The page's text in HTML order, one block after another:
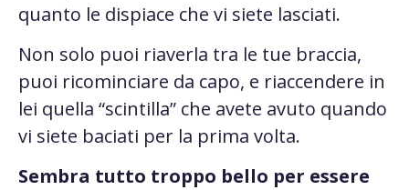
quanto le dispiace che vi siete lasciati.
Non solo puoi riaverla tra le tue braccia,
puoi ricominciare da capo, e riaccendere in
lei quella “scintilla” che avete avuto quando
vi siete baciati per la prima volta.
Sembra tutto troppo bello per essere